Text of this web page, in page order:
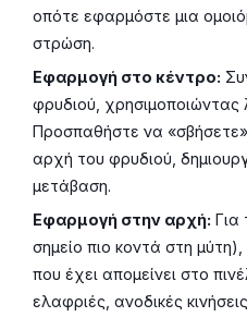
οπότε εφαρμόστε μια
στρώση.
Εφαρμογή στο κέντρο:
φρυδιού, χρησιμοποιώντας
Προσπαθήστε να
αρχή του φρυδιού,
μετάβαση.
Εφαρμογή στην αρχή: Για
σημείο πιο κοντά στη
που έχει απομείνει στο
ελαφριές, ανοδικές